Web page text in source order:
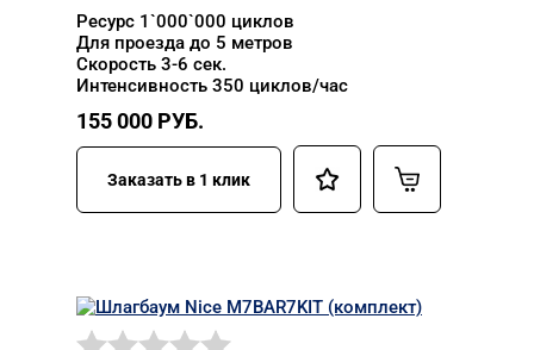
Ресурс 1`000`000 циклов
Для проезда до 5 метров
Скорость 3-6 сек.
Интенсивность 350 циклов/час
155 000 РУБ.
Заказать в 1 клик